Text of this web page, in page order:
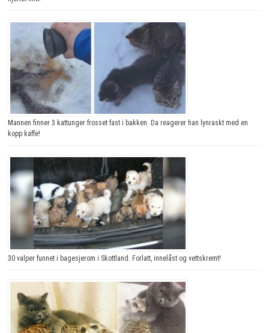
Mannen finner 3 kattunger frosset fast i bakken. Da reagerer han lynraskt med en
kopp kaffe!
30 valper funnet i bagesjerom i Skottland. Forlatt, innelåst og vettskremt!